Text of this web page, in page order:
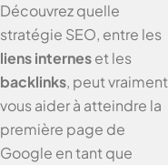
Découvrez quelle
stratégie SEO, entre les
liens interneset les
backlinks, peut vraiment
vous aider à atteindre la
première page de
Google en tant que